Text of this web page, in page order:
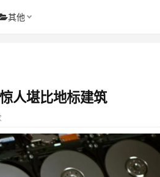
其他
人堪比地标建筑